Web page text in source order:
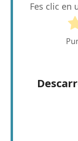
Fes clic en